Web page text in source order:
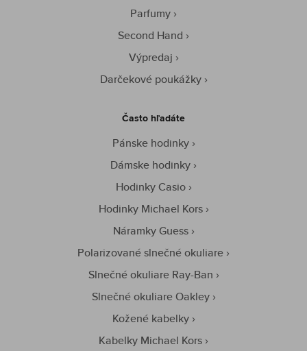
Parfumy
Second Hand
Výpredaj
Darčekové poukážky
Často hľadáte
Pánske hodinky
Dámske hodinky
Hodinky Casio
Hodinky Michael Kors
Náramky Guess
Polarizované slnečné okuliare
Slnečné okuliare Ray-Ban
Slnečné okuliare Oakley
Kožené kabelky
Kabelky Michael Kors